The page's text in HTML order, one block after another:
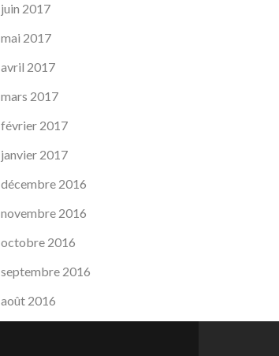
juin 2017
mai 2017
avril 2017
mars 2017
février 2017
janvier 2017
décembre 2016
novembre 2016
octobre 2016
septembre 2016
août 2016